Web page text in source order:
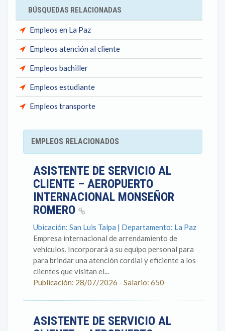
BÚSQUEDAS RELACIONADAS
Empleos en La Paz
Empleos atención al cliente
Empleos bachiller
Empleos estudiante
Empleos transporte
EMPLEOS RELACIONADOS
ASISTENTE DE SERVICIO AL
CLIENTE – AEROPUERTO
INTERNACIONAL MONSEÑOR
ROMERO
Ubicación: San Luis Talpa | Departamento: La Paz
Empresa internacional de arrendamiento de
vehículos. Incorporará a su equipo personal para
para brindar una atención cordial y eficiente a los
clientes que visitan el...
Publicación: 28/07/2026 - Salario: 650
ASISTENTE DE SERVICIO AL